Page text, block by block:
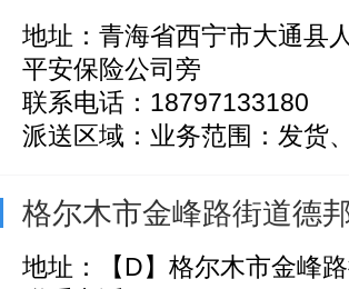
地址：青海省西宁市大通县
平安保险公司旁
联系电话：18797133180
派送区域：业务范围：发货
格尔木市金峰路街道德
地址：【D】格尔木市金峰